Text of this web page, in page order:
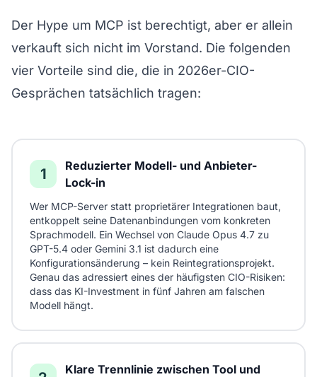
Der Hype um MCP ist berechtigt, aber er allein
verkauft sich nicht im Vorstand. Die folgenden
vier Vorteile sind die, die in 2026er-CIO-
Gesprächen tatsächlich tragen:
1
Reduzierter Modell- und Anbieter-
Lock-in
Wer MCP-Server statt proprietärer Integrationen baut,
entkoppelt seine Datenanbindungen vom konkreten
Sprachmodell. Ein Wechsel von Claude Opus 4.7 zu
GPT-5.4 oder Gemini 3.1 ist dadurch eine
Konfigurationsänderung – kein Reintegrationsprojekt.
Genau das adressiert eines der häufigsten CIO-Risiken:
dass das KI-Investment in fünf Jahren am falschen
Modell hängt.
Klare Trennlinie zwischen Tool und